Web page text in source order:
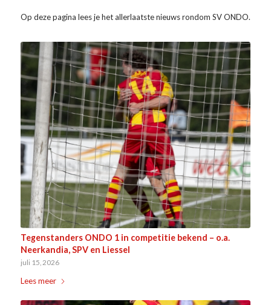
Op deze pagina lees je het allerlaatste nieuws rondom SV ONDO.
Tegenstanders ONDO 1 in competitie bekend – o.a.
Neerkandia, SPV en Liessel
juli 15, 2026
Lees meer